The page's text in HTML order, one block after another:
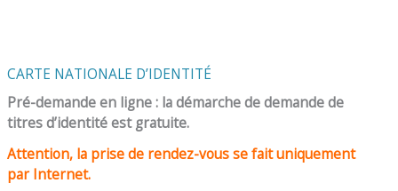
CARTE NATIONALE D’IDENTITÉ
Pré-demande en ligne : la démarche de demande de
titres d’identité est gratuite.
Attention, la prise de rendez-vous se fait uniquement
par Internet.